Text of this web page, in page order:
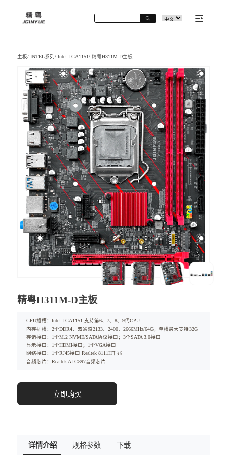
主板/INTEL系列/Intel LGA1151/精粤H311M-D主板
精粤H311M-D主板
CPU插槽：Intel LGA1151 支持第6、7、8、9代CPU
内存插槽：2个DDR4，双通道2133、2400、2666MHz/64G，单槽最大支持32G
存诸接口：1个M.2 NVME/SATA协议接口；3个SATA 3.0接口
显示接口：1个HDMI接口；1个VGA接口
网络接口：1个RJ45接口 Realtek 8111H千兆
音频芯片：Realtek ALC897音频芯片
立即购买
详情介绍 规格参数 下载